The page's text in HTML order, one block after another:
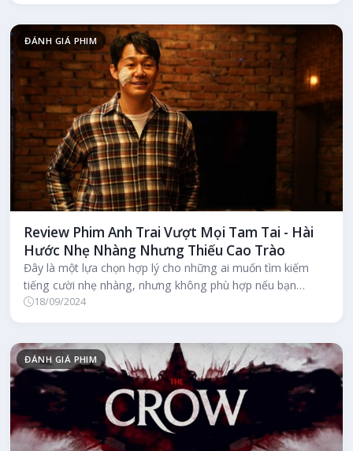
ĐÁNH GIÁ PHIM
Review Phim Anh Trai Vượt Mọi Tam Tai - Hài
Hước Nhẹ Nhàng Nhưng Thiếu Cao Trào
Đây là một lựa chọn hợp lý cho những ai muốn tìm kiếm
tiếng cười nhẹ nhàng, nhưng không phù hợp nếu bạn
mong đợi một câu chuyện đậ...
18/09/2024
ĐÁNH GIÁ PHIM